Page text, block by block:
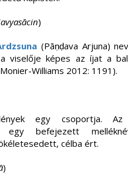
)
(Pāṇḍava Arjuna)
viselője képes az íjat a
Williams 2012: 1191).
egy csoportja. Az
egy befejezett
célba ért.
)